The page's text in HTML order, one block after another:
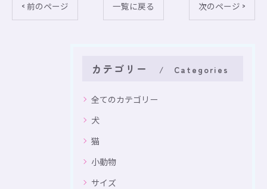
< 前のページ 一覧に戻る 次のページ >
カテゴリー Categories
全てのカテゴリー
犬
猫
小動物
サイズ